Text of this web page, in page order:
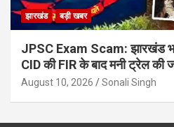
झारखंड बड़ी खबर
JPSC Exam Scam: झारखंड
CID की FIR के बाद मनी ट्रेल की
August 10, 2026 Sonali Singh